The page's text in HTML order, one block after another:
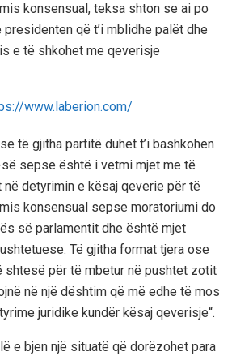
konsensual, teksa shton se ai po
që t’i mblidhe palët dhe
e të shkohet me qeverisje
të gjitha partitë duhet t’i bashkohen
sepse është i vetmi mjet me të
detyrimin e kësaj qeverie për të
konsensual sepse moratoriumi do
së parlamentit dhe është mjet
Të gjitha format tjera ose
shtesë për të mbetur në pushtet zotit
në një dështim që më edhe të mos
juridike kundër kësaj qeverisje“.
e bjen një situatë që dorëzohet para